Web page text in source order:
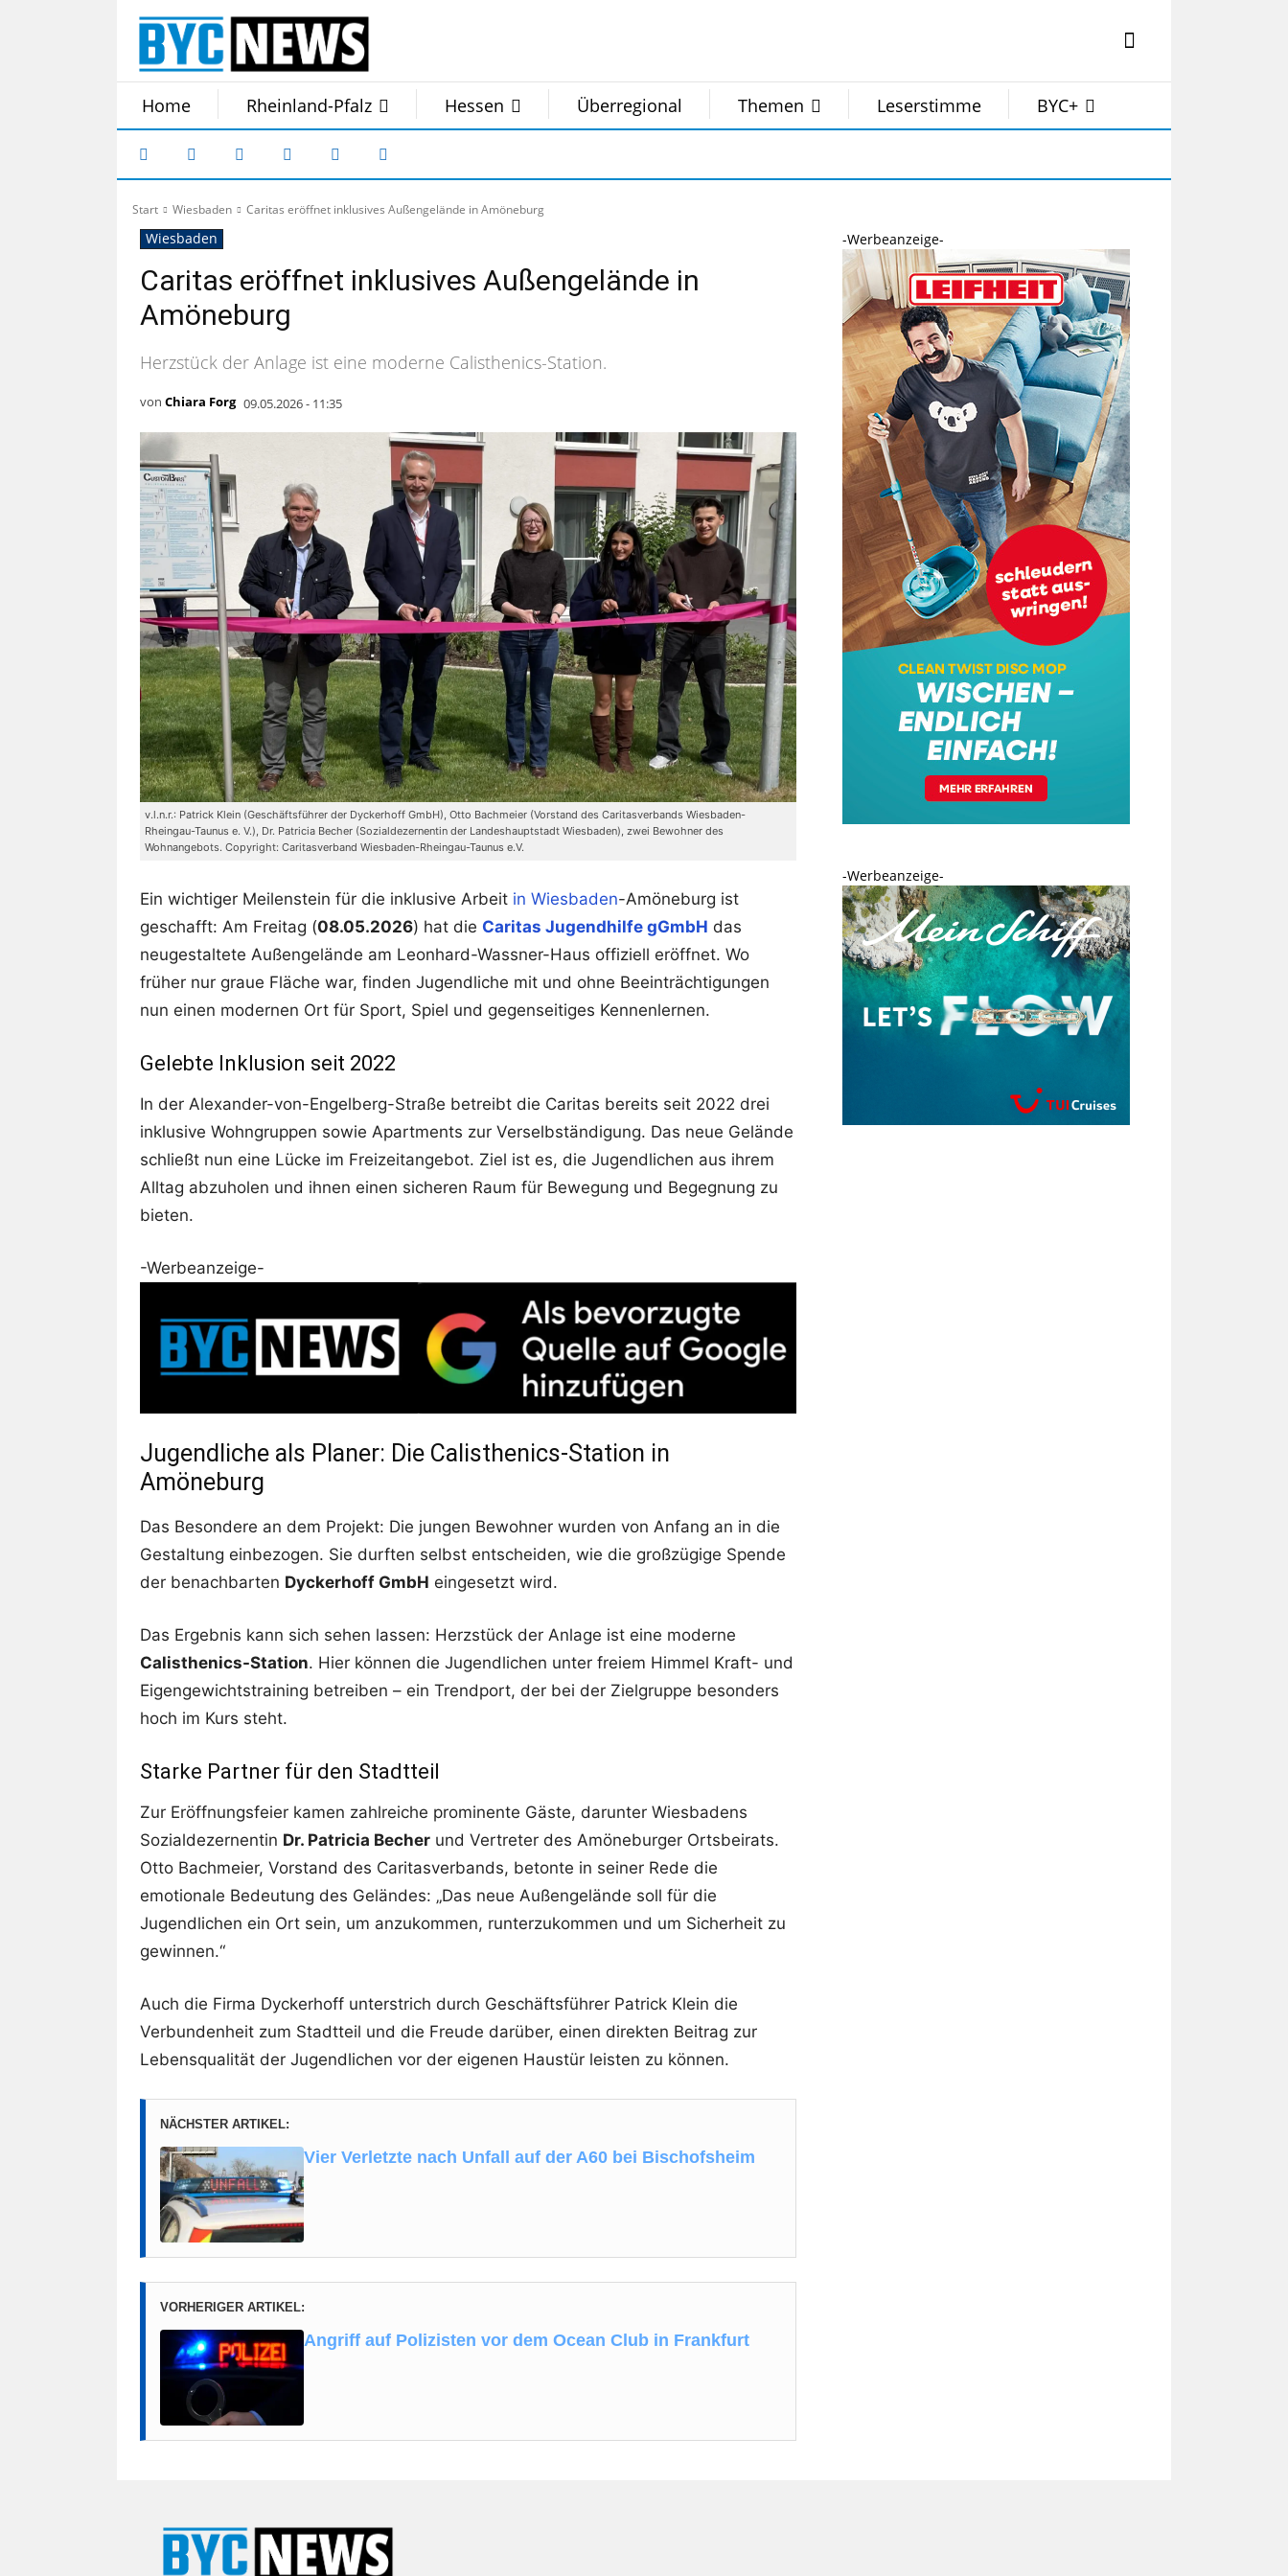
Home Rheinland-Pfalz Hessen Überregional Themen Leserstimme BYC+
Start Wiesbaden Caritas eröffnet inklusives Außengelände in Amöneburg
Wiesbaden
Caritas eröffnet inklusives Außengelände in
Amöneburg
Herzstück der Anlage ist eine moderne Calisthenics-Station.
von Chiara Forg 09.05.2026 - 11:35
v.l.n.r.: Patrick Klein (Geschäftsführer der Dyckerhoff GmbH), Otto Bachmeier (Vorstand des Caritasverbands Wiesbaden-
Rheingau-Taunus e. V.), Dr. Patricia Becher (Sozialdezernentin der Landeshauptstadt Wiesbaden), zwei Bewohner des
Wohnangebots. Copyright: Caritasverband Wiesbaden-Rheingau-Taunus e.V.
Ein wichtiger Meilenstein für die inklusive Arbeit in Wiesbaden-Amöneburg ist
geschafft: Am Freitag (08.05.2026) hat die Caritas Jugendhilfe gGmbH das
neugestaltete Außengelände am Leonhard-Wassner-Haus offiziell eröffnet. Wo
früher nur graue Fläche war, finden Jugendliche mit und ohne Beeinträchtigungen
nun einen modernen Ort für Sport, Spiel und gegenseitiges Kennenlernen.
Gelebte Inklusion seit 2022
In der Alexander-von-Engelberg-Straße betreibt die Caritas bereits seit 2022 drei
inklusive Wohngruppen sowie Apartments zur Verselbständigung. Das neue Gelände
schließt nun eine Lücke im Freizeitangebot. Ziel ist es, die Jugendlichen aus ihrem
Alltag abzuholen und ihnen einen sicheren Raum für Bewegung und Begegnung zu
bieten.
-Werbeanzeige-
Jugendliche als Planer: Die Calisthenics-Station in
Amöneburg
Das Besondere an dem Projekt: Die jungen Bewohner wurden von Anfang an in die
Gestaltung einbezogen. Sie durften selbst entscheiden, wie die großzügige Spende
der benachbarten Dyckerhoff GmbH eingesetzt wird.
Das Ergebnis kann sich sehen lassen: Herzstück der Anlage ist eine moderne
Calisthenics-Station. Hier können die Jugendlichen unter freiem Himmel Kraft- und
Eigengewichtstraining betreiben – ein Trendport, der bei der Zielgruppe besonders
hoch im Kurs steht.
Starke Partner für den Stadtteil
Zur Eröffnungsfeier kamen zahlreiche prominente Gäste, darunter Wiesbadens
Sozialdezernentin Dr. Patricia Becher und Vertreter des Amöneburger Ortsbeirats.
Otto Bachmeier, Vorstand des Caritasverbands, betonte in seiner Rede die
emotionale Bedeutung des Geländes: „Das neue Außengelände soll für die
Jugendlichen ein Ort sein, um anzukommen, runterzukommen und um Sicherheit zu
gewinnen.“
Auch die Firma Dyckerhoff unterstrich durch Geschäftsführer Patrick Klein die
Verbundenheit zum Stadtteil und die Freude darüber, einen direkten Beitrag zur
Lebensqualität der Jugendlichen vor der eigenen Haustür leisten zu können.
NÄCHSTER ARTIKEL:
Vier Verletzte nach Unfall auf der A60 bei Bischofsheim
VORHERIGER ARTIKEL:
Angriff auf Polizisten vor dem Ocean Club in Frankfurt
-Werbeanzeige-
-Werbeanzeige-